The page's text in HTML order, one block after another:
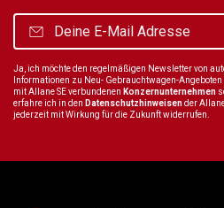
Ja, ich möchte den regelmäßigen Newsletter von
Informationen zu Neu- Gebrauchtwagen-
mit Allane SE verbundenen Konzernunternehmen
erfahre ich in den Datenschutzhinweisender
jederzeit mit Wirkung für die Zukunft widerrufen.